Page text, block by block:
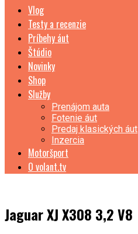
Vlog
Testy a recenzie
Príbehy áut
Štúdio
Novinky
Shop
Služby
Prenájom auta
Fotenie áut
Predaj klasických áut
Inzercia
Motoršport
O volant.tv
Jaguar XJ X308 3,2 V8